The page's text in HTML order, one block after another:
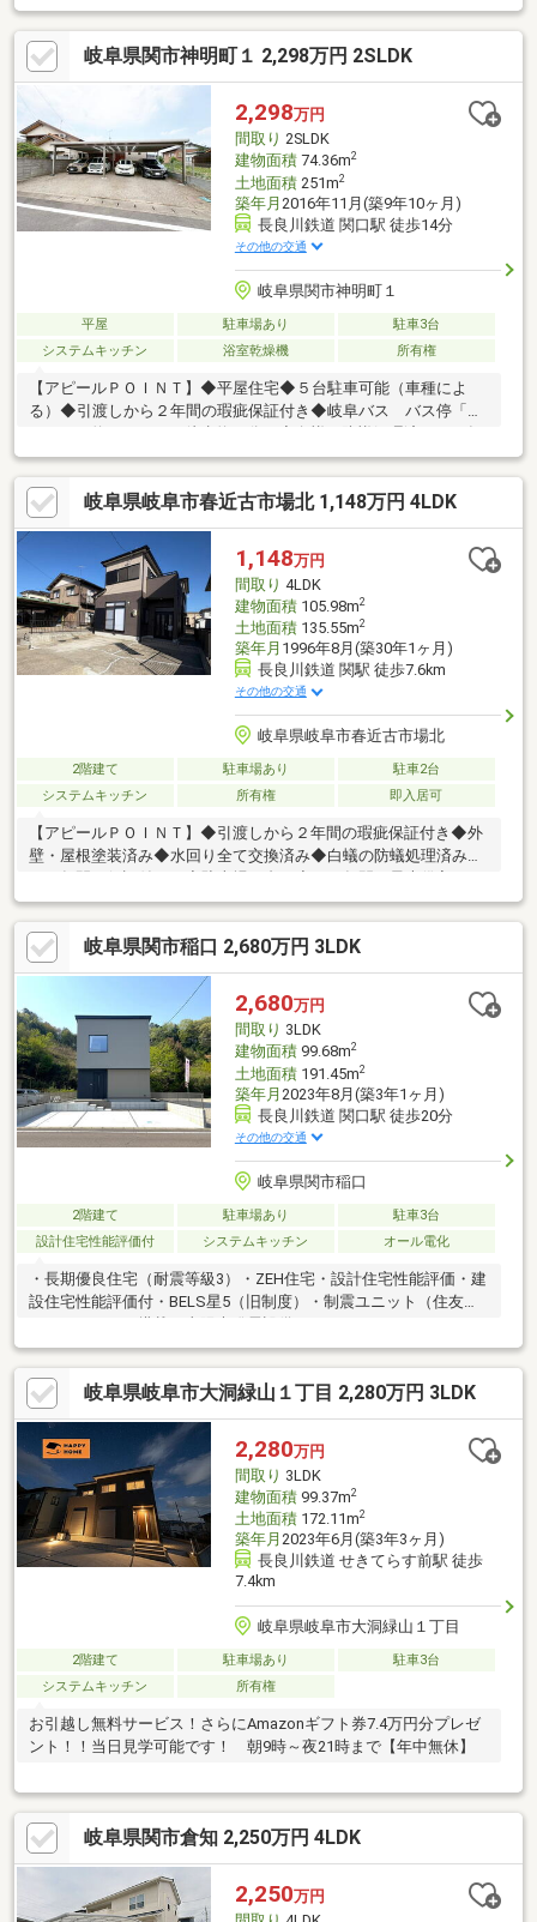
数を感じさせない美邸！全居室収納完備の4SLDK！収納量も豊富
でファミリー層に最適！・土地面積58坪超のゆとりある敷地！・
前面道路はゆとりのある幅員で駐車・出入りもスムーズ・周辺は
静かで自然豊かな住宅街ながら、生活施設も近く利便性◎洗面所
やリビングの床、屋根などをリフォームしており、快適にお住ま
いいただけます。静かで落ち着いた環境の中にあり、季節の移ろ
いを感じながら過ごせるのも魅力です。
岐阜県関市神明町１ 2,298万円 2SLDK
2,298万円
間取り 2SLDK
建物面積74.36m2
土地面積251m2
築年月 2016年11月(築9年10ヶ月)
長良川鉄道 関口駅 徒歩14分
その他の交通
岐阜県関市神明町１
平屋 駐車場あり
駐車3台
システムキッチン
浴室乾燥機 所有権
【アピールＰＯＩＮＴ】◆平屋住宅◆５台駐車可能（車種によ
る）◆引渡しから２年間の瑕疵保証付き◆岐阜バス バス停「関
間の保証付き）◆１０年間、最大借入２０００万円まで住宅ロー
ン控除減税が受けられます。【リフォーム内容】◇トイレ、洗面
化粧台交換◇クッションフロア張替え（一部）◇クロスの張り替
え（一部）◇白蟻の防蟻処理（５年間の保証付き）◇エアコン設
置 等 弊社は中古住宅を直
接買取り、リフォームをして販売を行っております。自社規格に
沿ったリフォームとチェックにより、ご購入後も安心
岐阜県岐阜市春近古市場北 1,148万円 4LDK
1,148万円
間取り 4LDK
建物面積105.98m2
土地面積135.55m2
築年月 1996年8月(築30年1ヶ月)
長良川鉄道 関駅 徒歩7.6km
その他の交通
岐阜県岐阜市春近古市場北
2階建て 駐車場あり
駐車2台
システムキッチン
所有権 即入居可
【アピールＰＯＩＮＴ】◆引渡しから２年間の瑕疵保証付き◆外
壁・屋根塗装済み◆水回り全て交換済み◆白蟻の防蟻処理済み
００万円まで住宅ローン控除減税が受けられます。【リフォーム
内容】◇外壁・屋根塗装◇水回り全て交換◇白蟻の防蟻処理（５
年間の保証付き）◇エアコン設置◇照明器具の設置◇ドアホン設
置◇クロスの張り替え◇床の張り替え 等 弊社は中古
住宅を直接買取り、リフォームをして販売を行っております。自
社規格に沿ったリフォームとチェックにより、ご購入後も安心し
ていただけます。
岐阜県関市稲口 2,680万円 3LDK
2,680万円
間取り 3LDK
建物面積99.68m2
土地面積191.45m2
築年月 2023年8月(築3年1ヶ月)
長良川鉄道 関口駅 徒歩20分
その他の交通
岐阜県関市稲口
2階建て 駐車場あり
駐車3台
設計住宅性能評価付
システムキッチン オール電化
・長期優良住宅（耐震等級3）・ZEH住宅・設計住宅性能評価・建
設住宅性能評価付・BELS星5（旧制度）・制震ユニット（住友ゴ
（Panasonic370L フルオート）搭載・エアコン1台、全室照明器
具・カーテン付静かな住宅街に位置しながら、生活施設が充実。
スーパーやドラッグストアが徒歩圏内に揃い、忙しい日々も快適
に過ごせます。利便性と落ち着きの両方を兼ね備えた住環境で
す。写真だけでは伝えきれない “心地よさ” 、ぜひ現地でお確かめ
ください。
岐阜県岐阜市大洞緑山１丁目 2,280万円 3LDK
2,280万円
間取り 3LDK
建物面積99.37m2
土地面積172.11m2
築年月 2023年6月(築3年3ヶ月)
長良川鉄道 せきてらす前駅 徒歩
7.4km
岐阜県岐阜市大洞緑山１丁目
2階建て 駐車場あり
駐車3台
システムキッチン
所有権
お引越し無料サービス！さらにAmazonギフト券7.4万円分プレゼ
ント！！当日見学可能です！ 朝9時～夜21時まで【年中無休】
岐阜県関市倉知 2,250万円 4LDK
2,250万円